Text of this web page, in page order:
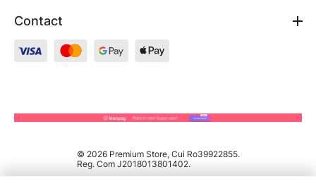
Contact
© 2026 Premium Store, Cui Ro39922855.
Reg. Com J2018013801402.